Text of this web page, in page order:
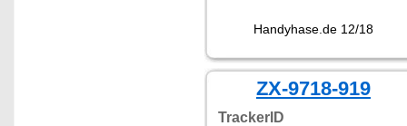
Handyhase.de 12/18
ZX-9718-919
TrackerID